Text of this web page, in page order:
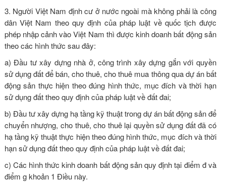
3. Người Việt Nam định cư ở nước ngoài mà không phải là công
dân Việt Nam theo quy định của pháp luật về quốc tịch được
phép nhập cảnh vào Việt Nam thì được kinh doanh bất động sản
theo các hình thức sau đây:
a) Đầu tư xây dựng nhà ở, công trình xây dựng gắn với quyền
sử dụng đất để bán, cho thuê, cho thuê mua thông qua dự án bất
động sản thực hiện theo đúng hình thức, mục đích và thời hạn
sử dụng đất theo quy định của pháp luật về đất đai;
b) Đầu tư xây dựng hạ tầng kỹ thuật trong dự án bất động sản để
chuyển nhượng, cho thuê, cho thuê lại quyền sử dụng đất đã có
hạ tầng kỹ thuật thực hiện theo đúng hình thức, mục đích và thời
hạn sử dụng đất theo quy định của pháp luật về đất đai;
c) Các hình thức kinh doanh bất động sản quy định tại điểm đ và
điểm g khoản 1 Điều này.